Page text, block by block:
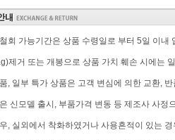
회 가능기간은 상품 수령일로 부터 5일 이내
제거 또는 개봉으로 상품 가치 훼손 시에는
, 일부 특가 상품은 고객 변심에 의한 교환,
신모델 출시, 부품가격 변동 등 제조사 사정
, 실외에서 착화하였거나 사용흔적이 있는